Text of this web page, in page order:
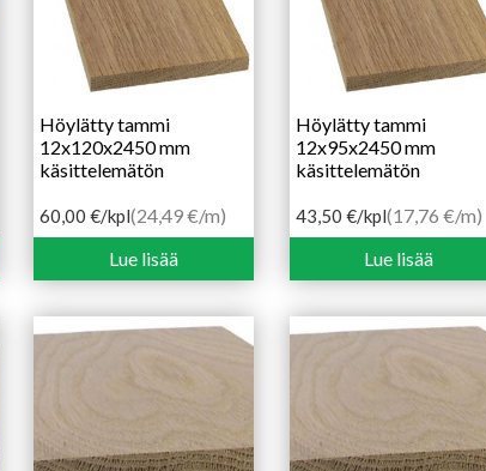
Höylätty tammi
12x120x2450 mm
käsittelemätön
60,00 €/kpl(24,49 €/m)
Lue lisää
Höylätty tammi
12x95x2450 mm
käsittelemätön
43,50 €/kpl(17,76 €/m)
Lue lisää